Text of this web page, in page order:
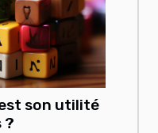
est son utilité
?